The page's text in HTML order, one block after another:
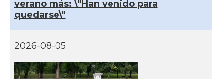
verano más: \"Han venido para
quedarse\"
2026-08-05